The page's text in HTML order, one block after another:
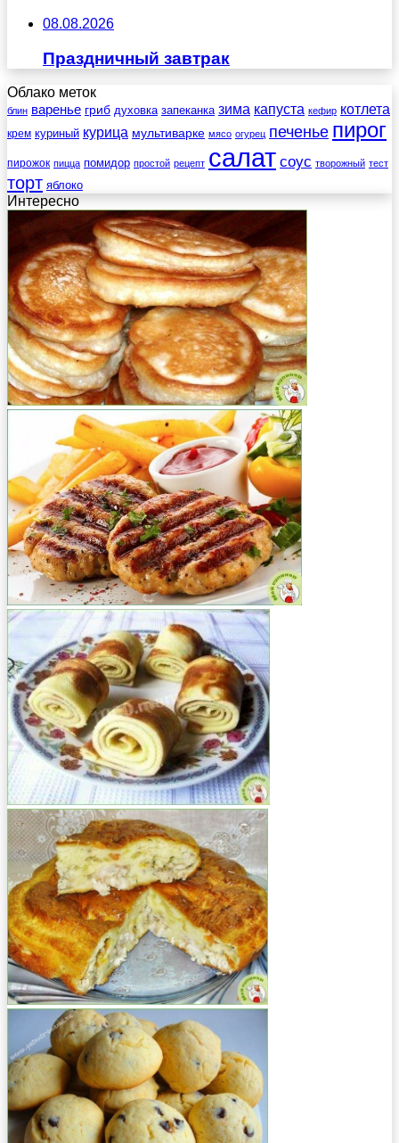
08.08.2026
Праздничный завтрак
Облако меток
блин варенье гриб духовка запеканка зима капуста кефир котлета
крем куриный курица мультиварке мясо огурец печенье пирог
пирожок пицца помидор простой рецепт салат соус творожный тест
торт яблоко
Интересно